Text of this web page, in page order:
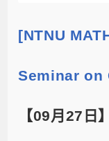
[NTNU
Seminar on
【09月27